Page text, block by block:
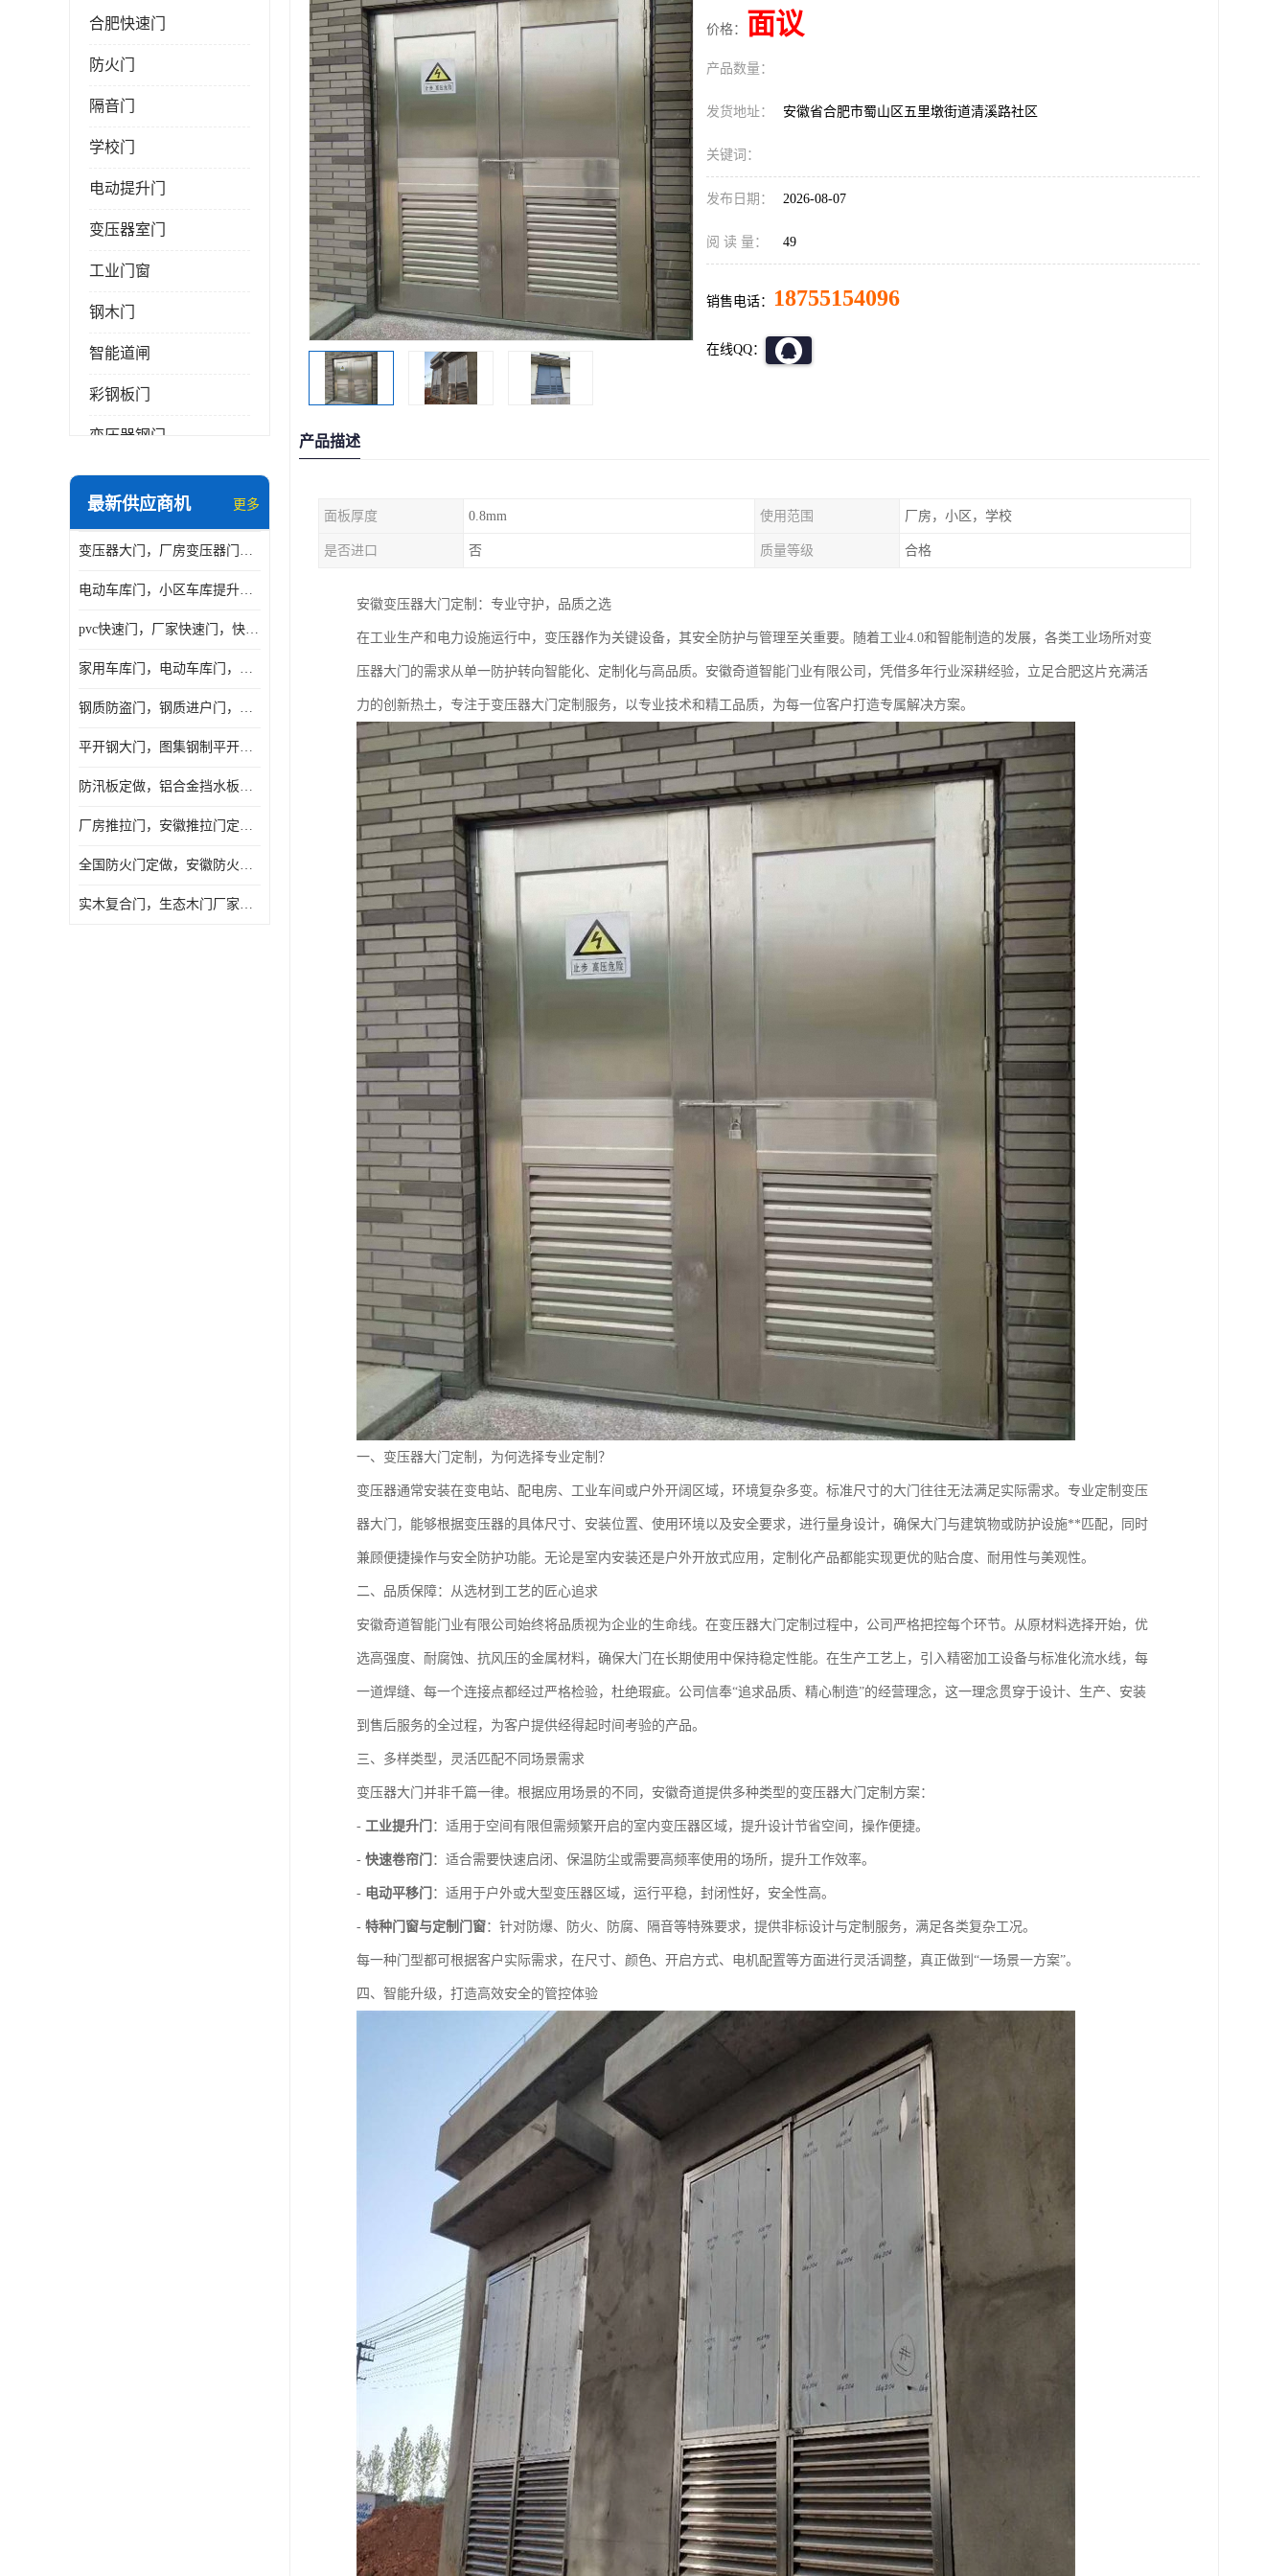
合肥快速门
防火门
隔音门
学校门
电动提升门
变压器室门
工业门窗
钢木门
智能道闸
彩钢板门
变压器钢门
非标门
抗爆门
快速门
最新供应商机 更多
变压器大门，厂房变压器门，配电所钢大门，变压器室钢大门
电动车库门，小区车库提升门，安徽提升门厂家，工业滑升门
pvc快速门，厂家快速门，快速卷帘门，感应快速门
家用车库门，电动车库门，车库滑升门，车库门安装
钢质防盗门，钢质进户门，钢质非标门厂家
平开钢大门，图集钢制平开门，厂房平开大门
防汛板定做，铝合金挡水板门，地库挡水板
厂房推拉门，安徽推拉门定做，夹芯板平移大门
全国防火门定做，安徽防火门批发，防火门价格
实木复合门，生态木门厂家，免漆门定做，安徽木门厂家直销
价格： 面议
产品数量：
发货地址： 安徽省合肥市蜀山区五里墩街道清溪路社区
关键词：
发布日期： 2026-08-07
阅 读 量： 49
销售电话： 18755154096
在线QQ：
产品描述
面板厚度 0.8mm 使用范围 厂房，小区，学校
是否进口 否 质量等级 合格
安徽变压器大门定制：专业守护，品质之选
在工业生产和电力设施运行中，变压器作为关键设备，其安全防护与管理至关重要。随着工业4.0和智能制造的发展，各类工业场所对变
压器大门的需求从单一防护转向智能化、定制化与高品质。安徽奇道智能门业有限公司，凭借多年行业深耕经验，立足合肥这片充满活
力的创新热土，专注于变压器大门定制服务，以专业技术和精工品质，为每一位客户打造专属解决方案。
一、变压器大门定制，为何选择专业定制？
变压器通常安装在变电站、配电房、工业车间或户外开阔区域，环境复杂多变。标准尺寸的大门往往无法满足实际需求。专业定制变压
器大门，能够根据变压器的具体尺寸、安装位置、使用环境以及安全要求，进行量身设计，确保大门与建筑物或防护设施**匹配，同时
兼顾便捷操作与安全防护功能。无论是室内安装还是户外开放式应用，定制化产品都能实现更优的贴合度、耐用性与美观性。
二、品质保障：从选材到工艺的匠心追求
安徽奇道智能门业有限公司始终将品质视为企业的生命线。在变压器大门定制过程中，公司严格把控每个环节。从原材料选择开始，优
选高强度、耐腐蚀、抗风压的金属材料，确保大门在长期使用中保持稳定性能。在生产工艺上，引入精密加工设备与标准化流水线，每
一道焊缝、每一个连接点都经过严格检验，杜绝瑕疵。公司信奉“追求品质、精心制造”的经营理念，这一理念贯穿于设计、生产、安装
到售后服务的全过程，为客户提供经得起时间考验的产品。
三、多样类型，灵活匹配不同场景需求
变压器大门并非千篇一律。根据应用场景的不同，安徽奇道提供多种类型的变压器大门定制方案：
- 工业提升门 ：适用于空间有限但需频繁开启的室内变压器区域，提升设计节省空间，操作便捷。
- 快速卷帘门 ：适合需要快速启闭、保温防尘或需要高频率使用的场所，提升工作效率。
- 电动平移门 ：适用于户外或大型变压器区域，运行平稳，封闭性好，安全性高。
- 特种门窗与定制门窗：针对防爆、防火、防腐、隔音等特殊要求，提供非标设计与定制服务，满足各类复杂工况。
每一种门型都可根据客户实际需求，在尺寸、颜色、开启方式、电机配置等方面进行灵活调整，真正做到“一场景一方案”。
四、智能升级，打造高效安全的管控体验